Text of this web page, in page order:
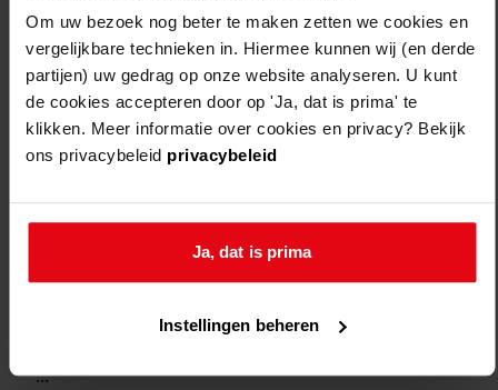
Om uw bezoek nog beter te maken zetten we cookies en
vergelijkbare technieken in. Hiermee kunnen wij (en derde
partijen) uw gedrag op onze website analyseren. U kunt
de cookies accepteren door op 'Ja, dat is prima' te
klikken. Meer informatie over cookies en privacy? Bekijk
ons privacybeleid privacybeleid
Ja, dat is prima
Instellingen beheren
...